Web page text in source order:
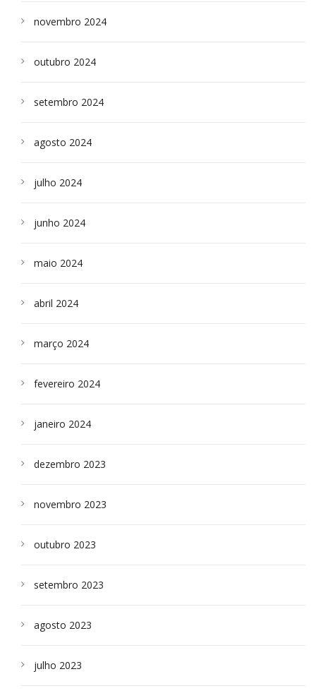
novembro 2024
outubro 2024
setembro 2024
agosto 2024
julho 2024
junho 2024
maio 2024
abril 2024
março 2024
fevereiro 2024
janeiro 2024
dezembro 2023
novembro 2023
outubro 2023
setembro 2023
agosto 2023
julho 2023